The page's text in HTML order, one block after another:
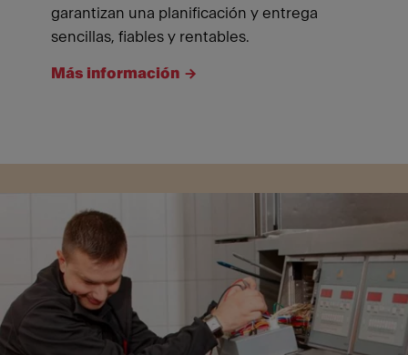
garantizan una planificación y entrega
sencillas, fiables y rentables.
Más información